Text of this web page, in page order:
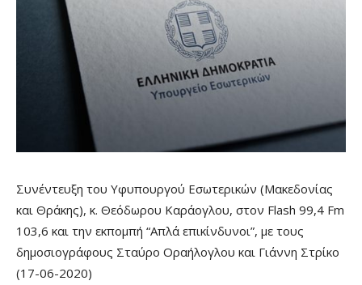
Συνέντευξη του Υφυπουργού Εσωτερικών (Μακεδονίας
και Θράκης), κ. Θεόδωρου Καράογλου, στον Flash 99,4 Fm
103,6 και την εκπομπή “Απλά επικίνδυνοι”, με τους
δημοσιογράφους Σταύρο Οραήλογλου και Γιάννη Στρίκο
(17-06-2020)